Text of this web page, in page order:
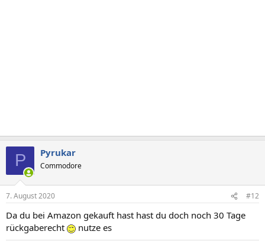
P Pyrukar
Commodore
7. August 2020 #12
Da du bei Amazon gekauft hast hast du doch noch 30 Tage
rückgaberecht
nutze es